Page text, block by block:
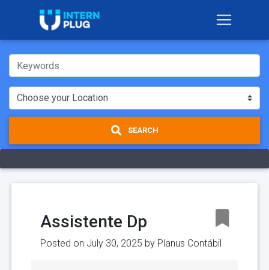
SEARCH
Assistente Dp
Posted on July 30, 2025 by Planus Contábil